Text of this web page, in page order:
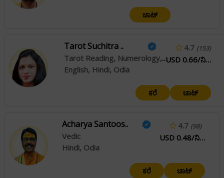
ಚಾಟ್
Tarot Suchitra ..
Tarot Reading, Numerology, Swar Shastra, Pendulum Dowsing
English, Hindi, Odia
4.7 (153)
USD 0.66/ನಿಮಿಷ
ಕರೆ ಚಾಟ್
Acharya Santoos..
Vedic
Hindi, Odia
4.7 (98)
USD 0.48/ನಿಮಿಷ
ಕರೆ ಚಾಟ್